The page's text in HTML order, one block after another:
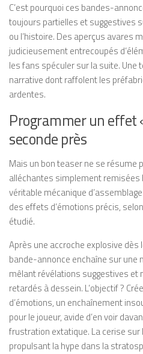
C’est pourquoi ces bandes-
toujours partielles et suggestives
ou l’histoire. Des aperçus avares
judicieusement entrecoupés
les fans spéculer sur la suite. Une
narrative dont raffolent les
ardentes.
Programmer un effet
seconde près
Mais un bon teaser ne se résume
alléchantes simplement remisées
véritable mécanique
des effets d’émotions précis,
étudié.
Après une accroche explosive
bande-annonce enchaîne sur une
mêlant révélations suggestives et
retardés à dessein. L’objectif ?
d’émotions, un enchaînement
pour le joueur, avide d’en voir
frustration extatique. La cerise sur
propulsant la hype dans la